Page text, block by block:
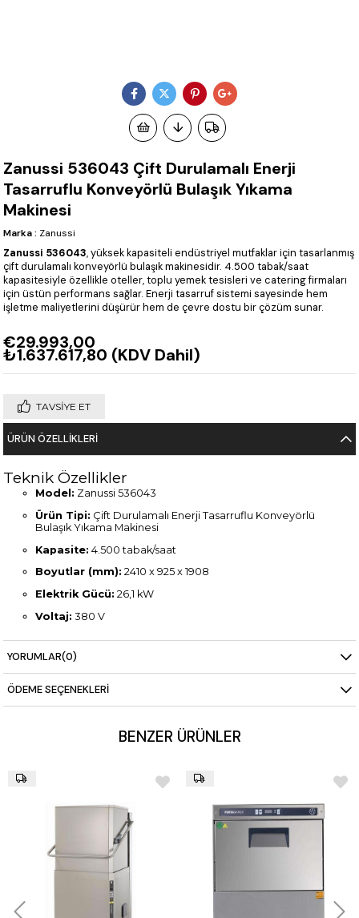
Zanussi 536043 Çift Durulamalı Enerji
Tasarruflu Konveyörlü Bulaşık Yıkama
Makinesi
Marka : Zanussi
Zanussi 536043, yüksek kapasiteli endüstriyel mutfaklar için tasarlanmış
çift durulamalı konveyörlü bulaşık makinesidir. 4.500 tabak/saat
kapasitesiyle özellikle oteller, toplu yemek tesisleri ve catering firmaları
için üstün performans sağlar. Enerji tasarruf sistemi sayesinde hem
işletme maliyetlerini düşürür hem de çevre dostu bir çözüm sunar.
€29.993,00
₺1.637.617,80 (KDV Dahil)
TAVSIYE ET
ÜRÜN ÖZELLIKLERI
Teknik Özellikler
Model: Zanussi 536043
Ürün Tipi: Çift Durulamalı Enerji Tasarruflu Konveyörlü
Bulaşık Yıkama Makinesi
Kapasite: 4.500 tabak/saat
Boyutlar (mm): 2410 x 925 x 1908
Elektrik Gücü: 26,1 kW
Voltaj: 380 V
Ağırlık:467 kg
Kontrol Paneli:
Özellikler: Enerji tasarruf cihazı, gelişmiş filtreleme sistemi,
yüksek kapasite performansı
YORUMLAR(0)
ÖDEME SEÇENEKLERI
BENZER ÜRÜNLER